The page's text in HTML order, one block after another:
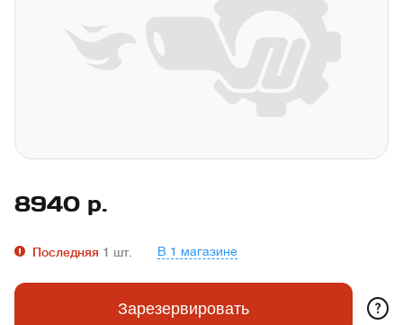
8940 р.
Последняя 1 шт. В 1 магазине
Зарезервировать ?